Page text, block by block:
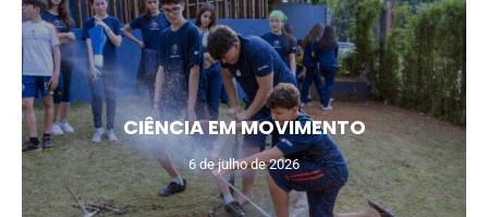
CIÊNCIA EM MOVIMENTO
6 de julho de 2026